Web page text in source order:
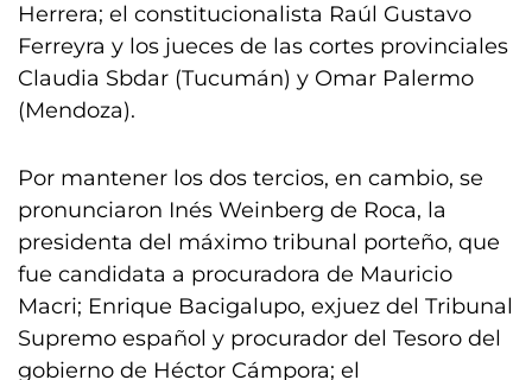
Herrera; el constitucionalista Raúl Gustavo
Ferreyra y los jueces de las cortes provinciales
Claudia Sbdar (Tucumán) y Omar Palermo
(Mendoza).
Por mantener los dos tercios, en cambio, se
pronunciaron Inés Weinberg de Roca, la
presidenta del máximo tribunal porteño, que
fue candidata a procuradora de Mauricio
Macri; Enrique Bacigalupo, exjuez del Tribunal
Supremo español y procurador del Tesoro del
gobierno de Héctor Cámpora; el